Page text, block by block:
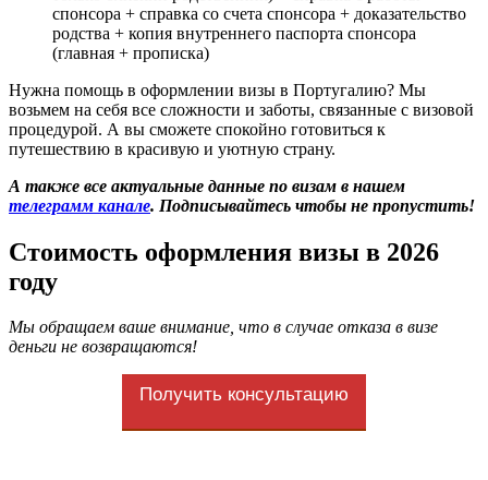
спонсора + справка со счета спонсора + доказательство
родства + копия внутреннего паспорта спонсора
(главная + прописка)
Нужна помощь в оформлении визы в Португалию? Мы
возьмем на себя все сложности и заботы, связанные с визовой
процедурой. А вы сможете спокойно готовиться к
путешествию в красивую и уютную страну.
А также все актуальные данные по визам в нашем
телеграмм канале. Подписывайтесь чтобы не пропустить!
Стоимость оформления визы в 2026
году
Мы обращаем ваше внимание, что в случае отказа в визе
деньги не возвращаются!
Получить консультацию